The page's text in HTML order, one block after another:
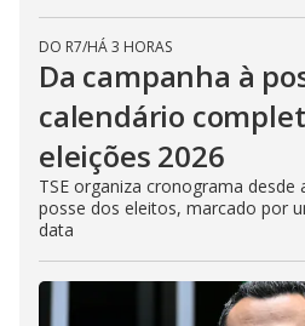
DO R7/HÁ 3 HORAS
Da campanha à
calendário
eleições 2026
TSE organiza cronograma desde
posse dos eleitos, marcado por
data